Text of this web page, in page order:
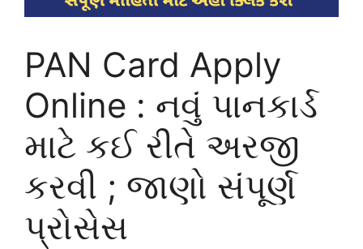
PAN Card Apply
Online : નવું પાનકાર્ડ
માટે કઈ રીતે અરજી
કરવી ; જાણો સંપૂર્ણ
પ્રોસેસ